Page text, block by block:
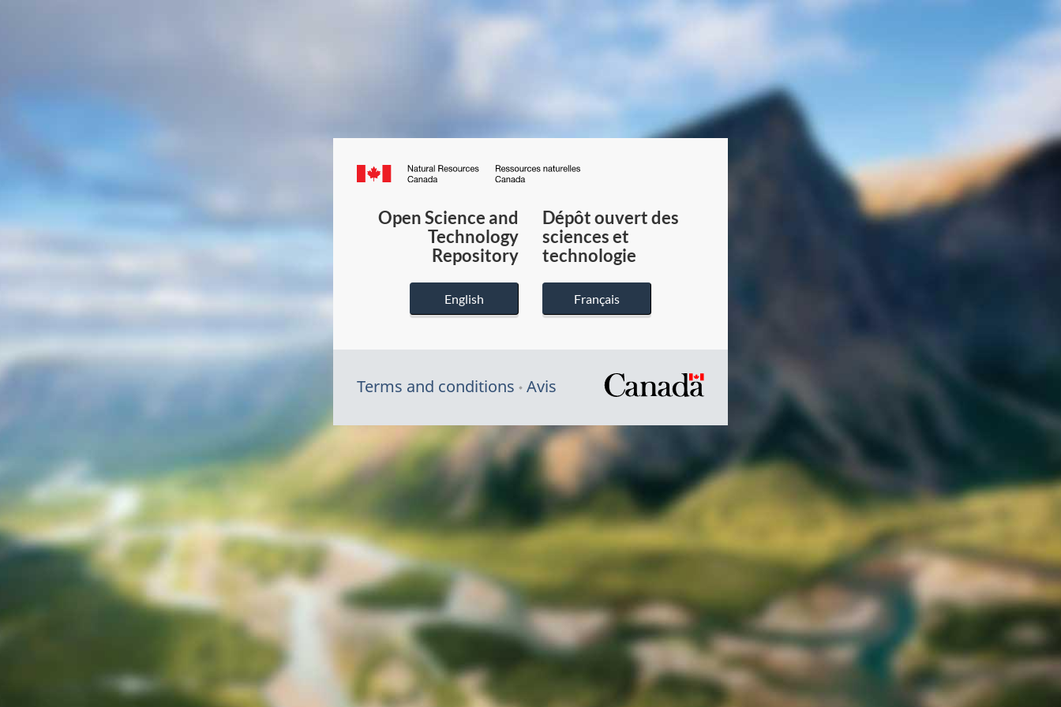
Canada.ca
du
Canada
Open Science and
Technology
Repository
English
Dépôt ouvert des
sciences et
technologie
Français
Terms and conditions Avis
/
gouvernement
du